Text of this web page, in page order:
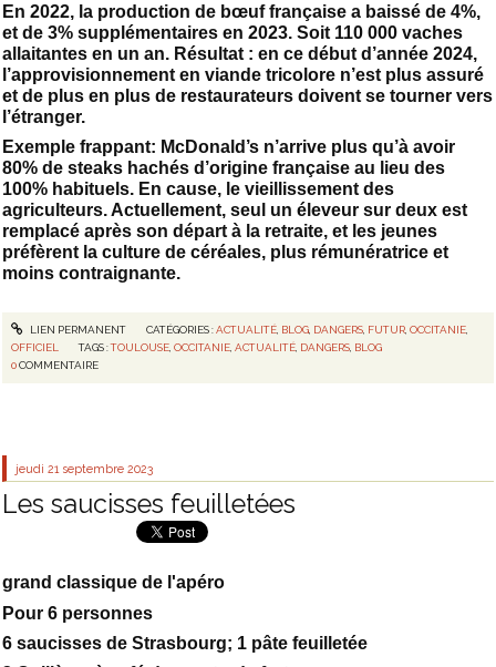
En 2022, la production de bœuf française a baissé de 4%,
et de 3% supplémentaires en 2023. Soit 110 000 vaches
allaitantes en un an. Résultat : en ce début d’année 2024,
l’approvisionnement en viande tricolore n’est plus assuré
et de plus en plus de restaurateurs doivent se tourner vers
l’étranger.
Exemple frappant: McDonald’s n’arrive plus qu’à avoir
80% de steaks hachés d’origine française au lieu des
100% habituels. En cause, le vieillissement des
agriculteurs. Actuellement, seul un éleveur sur deux est
remplacé après son départ à la retraite, et les jeunes
préfèrent la culture de céréales, plus rémunératrice et
moins contraignante.
LIEN PERMANENT CATÉGORIES :ACTUALITÉ, BLOG, DANGERS, FUTUR, OCCITANIE,
OFFICIEL
TAGS :TOULOUSE,OCCITANIE,ACTUALITÉ, DANGERS, BLOG
0COMMENTAIRE
jeudi 21 septembre 2023
Les saucisses feuilletées
grand classique de l'apéro
Pour 6 personnes
6 saucisses de Strasbourg; 1 pâte feuilletée